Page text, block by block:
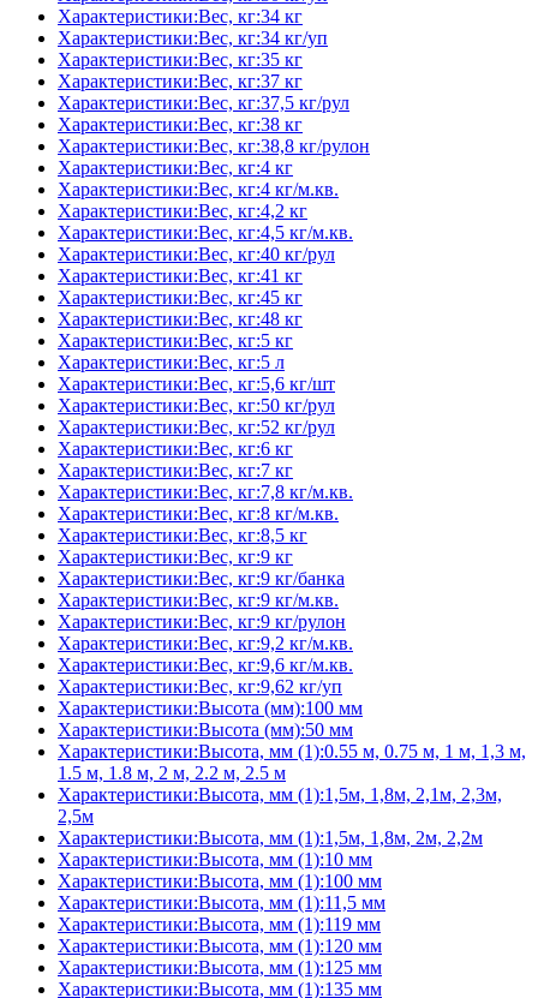
Характеристики:Вес, кг:34 кг
Характеристики:Вес, кг:34 кг/уп
Характеристики:Вес, кг:35 кг
Характеристики:Вес, кг:37 кг
Характеристики:Вес, кг:37,5 кг/рул
Характеристики:Вес, кг:38 кг
Характеристики:Вес, кг:38,8 кг/рулон
Характеристики:Вес, кг:4 кг
Характеристики:Вес, кг:4 кг/м.кв.
Характеристики:Вес, кг:4,2 кг
Характеристики:Вес, кг:4,5 кг/м.кв.
Характеристики:Вес, кг:40 кг/рул
Характеристики:Вес, кг:41 кг
Характеристики:Вес, кг:45 кг
Характеристики:Вес, кг:48 кг
Характеристики:Вес, кг:5 кг
Характеристики:Вес, кг:5 л
Характеристики:Вес, кг:5,6 кг/шт
Характеристики:Вес, кг:50 кг/рул
Характеристики:Вес, кг:52 кг/рул
Характеристики:Вес, кг:6 кг
Характеристики:Вес, кг:7 кг
Характеристики:Вес, кг:7,8 кг/м.кв.
Характеристики:Вес, кг:8 кг/м.кв.
Характеристики:Вес, кг:8,5 кг
Характеристики:Вес, кг:9 кг
Характеристики:Вес, кг:9 кг/банка
Характеристики:Вес, кг:9 кг/м.кв.
Характеристики:Вес, кг:9 кг/рулон
Характеристики:Вес, кг:9,2 кг/м.кв.
Характеристики:Вес, кг:9,6 кг/м.кв.
Характеристики:Вес, кг:9,62 кг/уп
Характеристики:Высота (мм):100 мм
Характеристики:Высота (мм):50 мм
Характеристики:Высота, мм (1):0.55 м, 0.75 м, 1 м, 1,3 м,
1.5 м, 1.8 м, 2 м, 2.2 м, 2.5 м
Характеристики:Высота, мм (1):1,5м, 1,8м, 2,1м, 2,3м,
2,5м
Характеристики:Высота, мм (1):1,5м, 1,8м, 2м, 2,2м
Характеристики:Высота, мм (1):10 мм
Характеристики:Высота, мм (1):100 мм
Характеристики:Высота, мм (1):11,5 мм
Характеристики:Высота, мм (1):119 мм
Характеристики:Высота, мм (1):120 мм
Характеристики:Высота, мм (1):125 мм
Характеристики:Высота, мм (1):135 мм